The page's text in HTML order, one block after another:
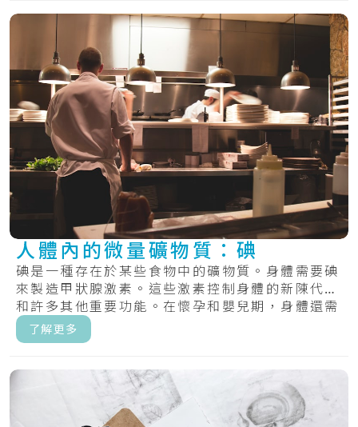
人體內的微量礦物質：碘
碘是一種存在於某些食物中的礦物質。身體需要碘
來製造甲狀腺激素。這些激素控制身體的新陳代謝
和許多其他重要功能。在懷孕和嬰兒期，身體還需
要甲.....
了解更多